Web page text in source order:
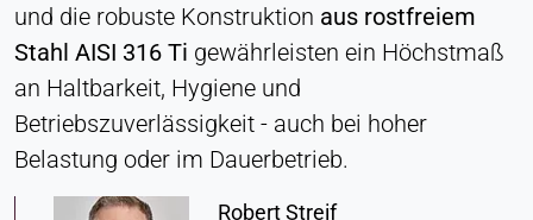
und die robuste Konstruktion aus rostfreiem
Stahl AISI 316 Ti gewährleisten ein Höchstmaß
an Haltbarkeit, Hygiene und
Betriebszuverlässigkeit - auch bei hoher
Belastung oder im Dauerbetrieb.
Robert Streif
Zweck:
Speichert Ihre Datenschutzeinstellungen
Cookie Laufzeit:
1 Jahr